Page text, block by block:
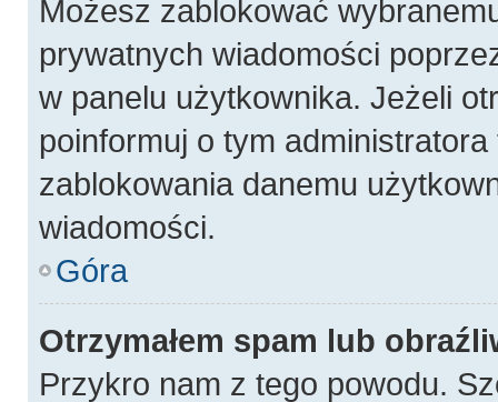
Możesz zablokować
prywatnych wiadomości
w panelu użytkownika. Jeżeli
poinformuj o tym
zablokowania danemu
wiadomości.
Góra
Otrzymałem spam lub
Przykro nam z tego powodu.